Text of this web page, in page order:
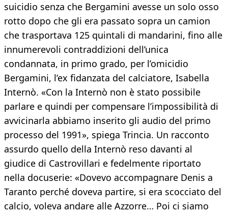
suicidio senza che Bergamini avesse un solo osso
rotto dopo che gli era passato sopra un camion
che trasportava 125 quintali di mandarini, fino alle
innumerevoli contraddizioni dell’unica
condannata, in primo grado, per l’omicidio
Bergamini, l’ex fidanzata del calciatore, Isabella
Internò. «Con la Internò non è stato possibile
parlare e quindi per compensare l’impossibilità di
avvicinarla abbiamo inserito gli audio del primo
processo del 1991», spiega Trincia. Un racconto
assurdo quello della Internò reso davanti al
giudice di Castrovillari e fedelmente riportato
nella docuserie: «Dovevo accompagnare Denis a
Taranto perché doveva partire, si era scocciato del
calcio, voleva andare alle Azzorre… Poi ci siamo